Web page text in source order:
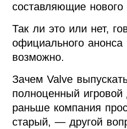
составляющие нового
Так ли это или нет,
официального анонса
возможно.
Зачем Valve
полноценный
раньше компания
старый, — другой